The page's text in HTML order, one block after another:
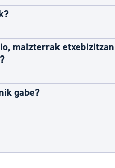
maizterrak
gabe?